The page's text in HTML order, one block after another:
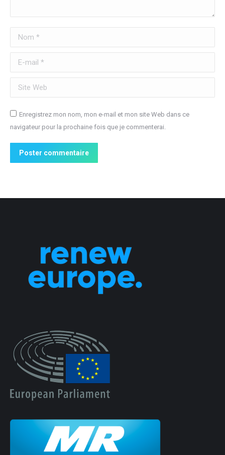
Nom *
E-mail *
Site Web
Enregistrez mon nom, mon e-mail et mon site Web dans ce
navigateur pour la prochaine fois que je commenterai.
Poster commentaire